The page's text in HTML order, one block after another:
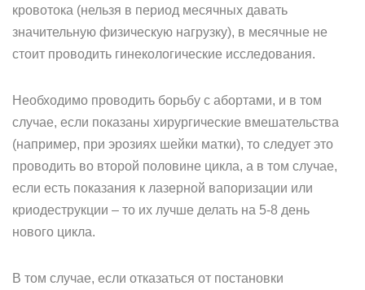
кровотока (нельзя в период месячных давать
значительную физическую нагрузку), в месячные не
стоит проводить гинекологические исследования.
Необходимо проводить борьбу с абортами, и в том
случае, если показаны хирургические вмешательства
(например, при эрозиях шейки матки), то следует это
проводить во второй половине цикла, а в том случае,
если есть показания к лазерной вапоризации или
криодеструкции – то их лучше делать на 5-8 день
нового цикла.
В том случае, если отказаться от постановки